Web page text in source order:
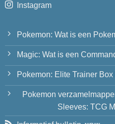
Instagram
Pokemon: Wat is een
Magic: Wat is een
Pokemon: Elite Trainer Box
Pokemon
Sleeves: TCG